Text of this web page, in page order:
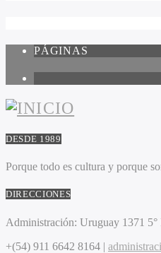
PÁGINAS
DESDE 1989
Porque todo es cultura y porque
DIRECCIONES
Administración: Uruguay 1371 5°
+(54) 911 6642 8164 |